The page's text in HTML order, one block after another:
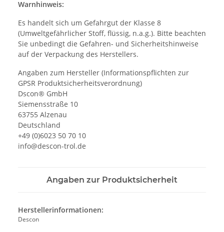
Warnhinweis:
Es handelt sich um Gefahrgut der Klasse 8
(Umweltgefährlicher Stoff, flüssig, n.a.g.). Bitte beachten
Sie unbedingt die Gefahren- und Sicherheitshinweise
auf der Verpackung des Herstellers.
Angaben zum Hersteller (Informationspflichten zur
GPSR Produktsicherheitsverordnung)
Dscon® GmbH
Siemensstraße 10
63755 Alzenau
Deutschland
+49 (0)6023 50 70 10
info@descon-trol.de
Angaben zur Produktsicherheit
Herstellerinformationen:
Descon